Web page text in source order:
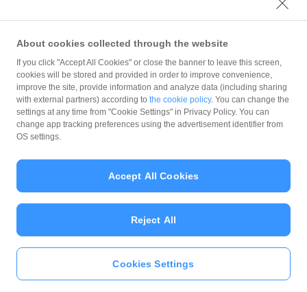
規約
ガイドライン
About cookies collected through the website
If you click "Accept All Cookies" or close the banner to leave this screen,
cookies will be stored and provided in order to improve convenience,
improve the site, provide information and analyze data (including sharing
with external partners) according to the cookie policy. You can change the
settings at any time from "Cookie Settings" in Privacy Policy. You can
change app tracking preferences using the advertisement identifier from
OS settings.
Cookies Settings
Reject All
Accept All Cookies